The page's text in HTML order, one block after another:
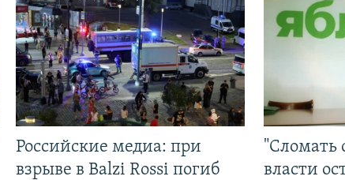
Российские медиа: при
взрыве в Balzi Rossi погиб
"Сломать
власти